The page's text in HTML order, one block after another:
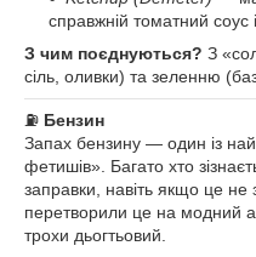
справжній томатний соус
З чим поєднуються? З
сіль, оливки) та зеленню
⛽ Бензин
Запах бензину — один із
фетишів». Багато хто
заправки, навіть якщо це
перетворили це на модний
трохи дьогтьовий.